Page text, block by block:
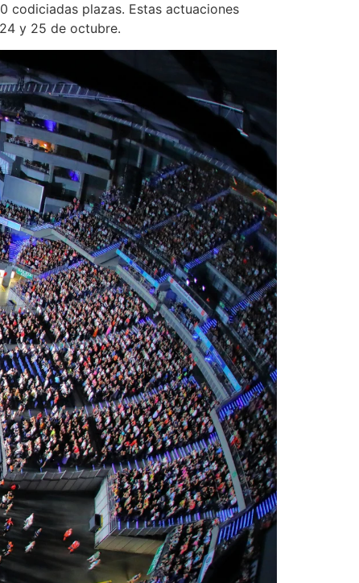
codiciadas plazas. Estas actuaciones
y 25 de octubre.